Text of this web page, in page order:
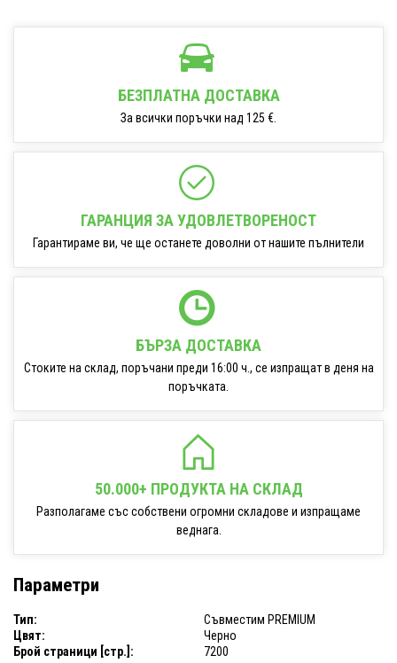
БЕЗПЛАТНА ДОСТАВКА
За всички поръчки над 125 €.
ГАРАНЦИЯ ЗА УДОВЛЕТВОРЕНОСТ
Гарантираме ви, че ще останете доволни от нашите пълнители
БЪРЗА ДОСТАВКА
Стоките на склад, поръчани преди 16:00 ч., се изпращат в деня на
поръчката.
50.000+ ПРОДУКТА НА СКЛАД
Разполагаме със собствени огромни складове и изпращаме
веднага.
Параметри
Тип:
Съвместим PREMIUM
Цвят:
Черно
Брой страници [стр.]:
7200